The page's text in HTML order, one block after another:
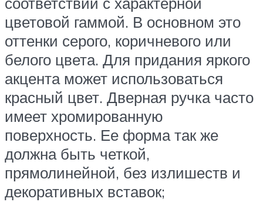
цветовой гаммой. В основном это
оттенки серого, коричневого или
белого цвета. Для придания яркого
акцента может использоваться
красный цвет. Дверная ручка часто
имеет хромированную
поверхность. Ее форма так же
должна быть четкой,
прямолинейной, без излишеств и
декоративных вставок;